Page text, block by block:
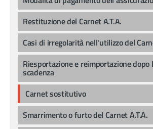
Restituzione del Carnet A.T.A.
Casi di irregolarità nell'utilizzo del
Riesportazione e reimportazione dopo
scadenza
Carnet sostitutivo
Smarrimento o furto del Carnet A.T.A.